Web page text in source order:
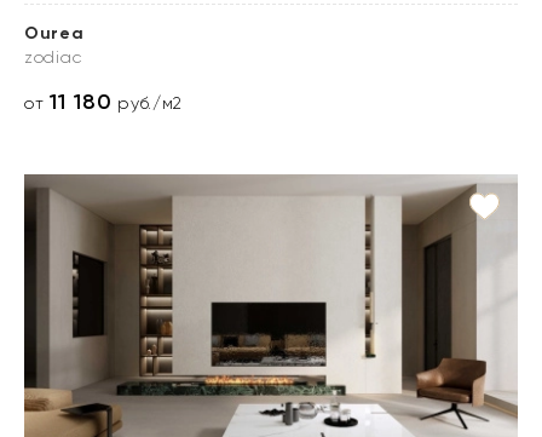
Ourea
zodiac
от11 180 руб./м2